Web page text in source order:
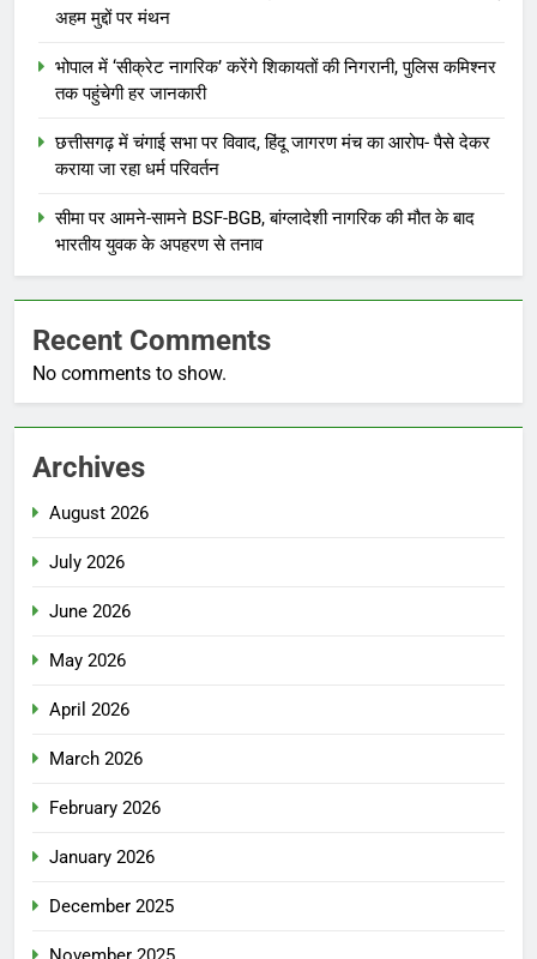
अहम मुद्दों पर मंथन
भोपाल में ‘सीक्रेट नागरिक’ करेंगे शिकायतों की निगरानी, पुलिस कमिश्नर
तक पहुंचेगी हर जानकारी
छत्तीसगढ़ में चंगाई सभा पर विवाद, हिंदू जागरण मंच का आरोप- पैसे देकर
कराया जा रहा धर्म परिवर्तन
सीमा पर आमने-सामने BSF-BGB, बांग्लादेशी नागरिक की मौत के बाद
भारतीय युवक के अपहरण से तनाव
Recent Comments
No comments to show.
Archives
August 2026
July 2026
June 2026
May 2026
April 2026
March 2026
February 2026
January 2026
December 2025